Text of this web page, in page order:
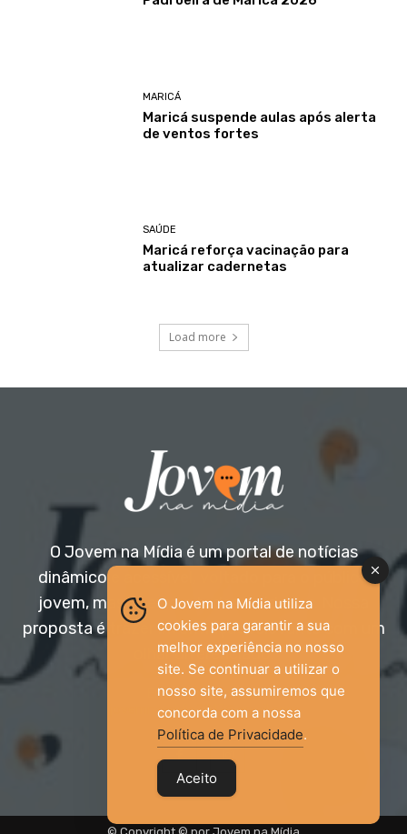
MARICÁ
Maricá suspende aulas após alerta
de ventos fortes
SAÚDE
Maricá reforça vacinação para
atualizar cadernetas
Load more
O Jovem na Mídia é um portal de notícias
dinâmico e acessível, voltado para o público
jovem, mas aberto a todas as idades. Nossa
proposta é trazer informação relevante com um
olhar diferenciado.
Entre em contato:
jovemnamidia2017@gmail.com
O Jovem na Mídia utiliza
cookies para garantir a sua
melhor experiência no nosso
site. Se continuar a utilizar o
nosso site, assumiremos que
concorda com a nossa
Política de Privacidade.
Aceito